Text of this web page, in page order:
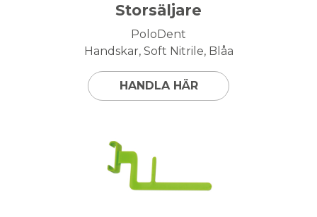
Storsäljare
PoloDent
Handskar, Soft Nitrile, Blåa
HANDLA HÄR